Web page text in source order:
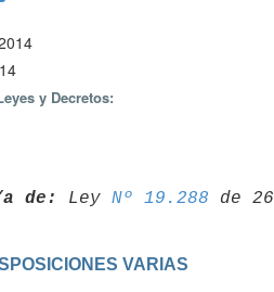
y Decretos:
a de: Ley Nº 19.288
VARIAS